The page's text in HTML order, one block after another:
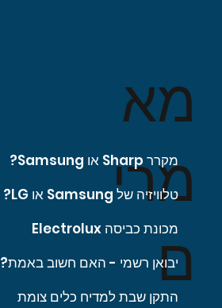
מא
מרי
ם
מקרר Sharp או Samsung?
טלוויזיה של Samsung או LG?
מכונת כביסה Electrolux
יבואן רשמי - האם חשוב באמת?
התקן שבת למדיח כלים צומת